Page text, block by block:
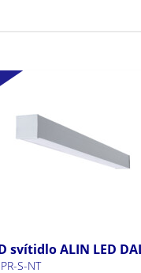
svítidlo ALIN LED
S-NT